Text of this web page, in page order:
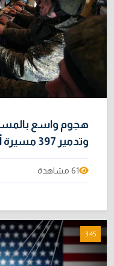
هجوم واسع
وتدمير 397 مسيرة أوكرانية
61 مشاهدة
3:45